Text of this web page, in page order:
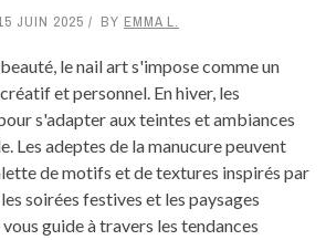
JUIN 2025 BY EMMA L.
le nail art s'impose comme un
et personnel. En hiver, les
s'adapter aux teintes et ambiances
Les adeptes de la manucure peuvent
de motifs et de textures inspirés par
soirées festives et les paysages
guide à travers les tendances